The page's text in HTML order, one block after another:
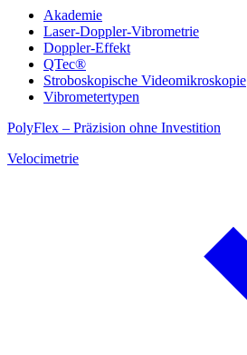
Akademie
Laser-Doppler-Vibrometrie
Doppler-Effekt
QTec®
Stroboskopische Videomikroskopie
Vibrometertypen
PolyFlex – Präzision ohne Investition
Velocimetrie